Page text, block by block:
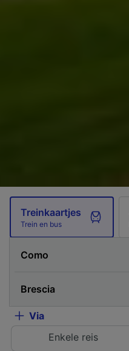
Treinkaartjes
Trein en bus
Via
Enkele reis